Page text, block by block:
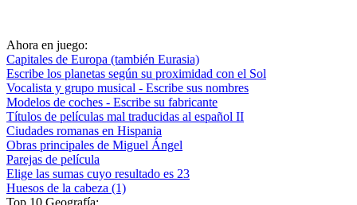
Ahora en juego:
Capitales de Europa (también Eurasia)
Escribe los planetas según su proximidad con el Sol
Vocalista y grupo musical - Escribe sus nombres
Modelos de coches - Escribe su fabricante
Títulos de películas mal traducidas al español II
Ciudades romanas en Hispania
Obras principales de Miguel Ángel
Parejas de película
Elige las sumas cuyo resultado es 23
Huesos de la cabeza (1)
Top 10 Geografía: